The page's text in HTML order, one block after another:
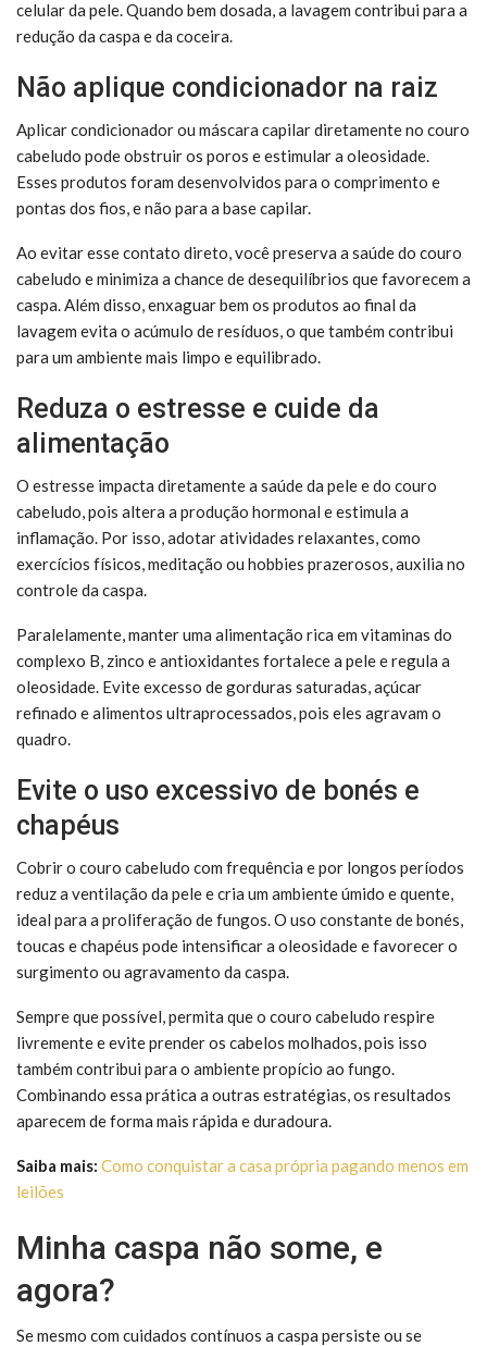
celular da pele. Quando bem dosada, a lavagem contribui para a
redução da caspa e da coceira.
Não aplique condicionador na raiz
Aplicar condicionador ou máscara capilar diretamente no couro
cabeludo pode obstruir os poros e estimular a oleosidade.
Esses produtos foram desenvolvidos para o comprimento e
pontas dos fios, e não para a base capilar.
Ao evitar esse contato direto, você preserva a saúde do couro
cabeludo e minimiza a chance de desequilíbrios que favorecem a
caspa. Além disso, enxaguar bem os produtos ao final da
lavagem evita o acúmulo de resíduos, o que também contribui
para um ambiente mais limpo e equilibrado.
Reduza o estresse e cuide da
alimentação
O estresse impacta diretamente a saúde da pele e do couro
cabeludo, pois altera a produção hormonal e estimula a
inflamação. Por isso, adotar atividades relaxantes, como
exercícios físicos, meditação ou hobbies prazerosos, auxilia no
controle da caspa.
Paralelamente, manter uma alimentação rica em vitaminas do
complexo B, zinco e antioxidantes fortalece a pele e regula a
oleosidade. Evite excesso de gorduras saturadas, açúcar
refinado e alimentos ultraprocessados, pois eles agravam o
quadro.
Evite o uso excessivo de bonés e
chapéus
Cobrir o couro cabeludo com frequência e por longos períodos
reduz a ventilação da pele e cria um ambiente úmido e quente,
ideal para a proliferação de fungos. O uso constante de bonés,
toucas e chapéus pode intensificar a oleosidade e favorecer o
surgimento ou agravamento da caspa.
Sempre que possível, permita que o couro cabeludo respire
livremente e evite prender os cabelos molhados, pois isso
também contribui para o ambiente propício ao fungo.
Combinando essa prática a outras estratégias, os resultados
aparecem de forma mais rápida e duradoura.
Saiba mais: Como conquistar a casa própria pagando menos em
leilões
Minha caspa não some, e
agora?
Se mesmo com cuidados contínuos a caspa persiste ou se